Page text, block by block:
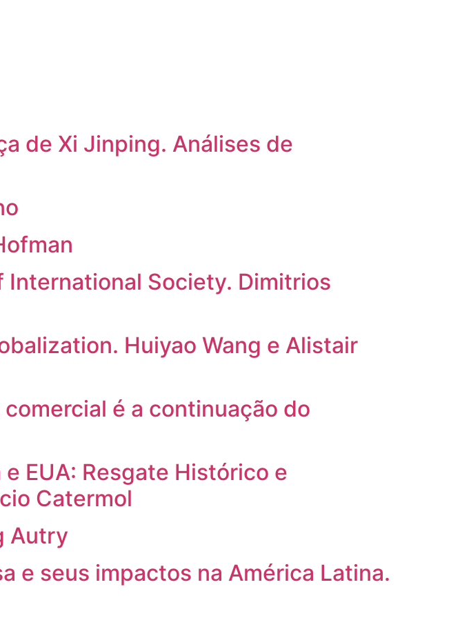
de Xi Jinping. Análises de
International Society. Dimitrios
Huiyao Wang e Alistair
é a continuação do
EUA: Resgate Histórico e
Catermol
Autry
e seus impactos na América Latina.